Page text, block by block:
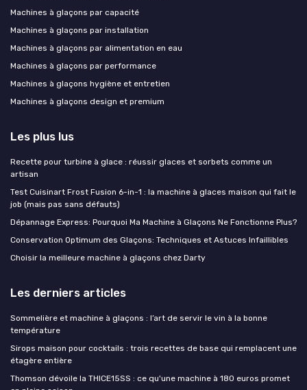
Machines à glaçons par capacité
Machines à glaçons par installation
Machines à glaçons par alimentation en eau
Machines à glaçons par performance
Machines à glaçons hygiène et entretien
Machines à glaçons design et premium
Les plus lus
Recette pour turbine à glace : réussir glaces et sorbets comme un
artisan
Test Cuisinart Frost Fusion 6-in-1 : la machine à glaces maison qui fait le
job (mais pas sans défauts)
Dépannage Express: Pourquoi Ma Machine à Glaçons Ne Fonctionne Plus?
Conservation Optimum des Glaçons: Techniques et Astuces Infaillibles
Choisir la meilleure machine à glaçons chez Darty
Les derniers articles
Sommelière et machine à glaçons : l’art de servir le vin à la bonne
température
Sirops maison pour cocktails : trois recettes de base qui remplacent une
étagère entière
Thomson dévoile la THICE15SS : ce qu'une machine à 180 euros promet